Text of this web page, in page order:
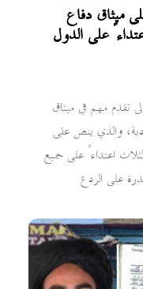
ميثاق دفاع
على الدول
تقدم مهم في ميثاق
والذي ينص على
اعتداءً على جميع
على الردع